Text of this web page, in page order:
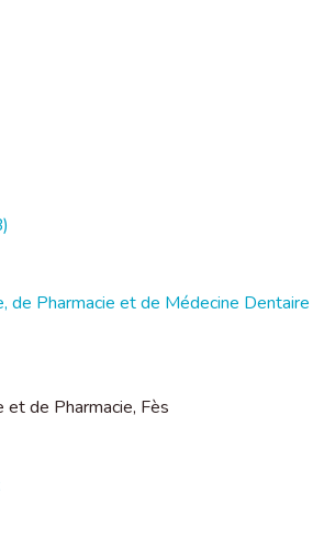
de Pharmacie et de Médecine Dentaire
de Pharmacie, Fès